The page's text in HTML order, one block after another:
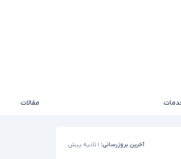
مقالات
آخرین بروزرسانی: